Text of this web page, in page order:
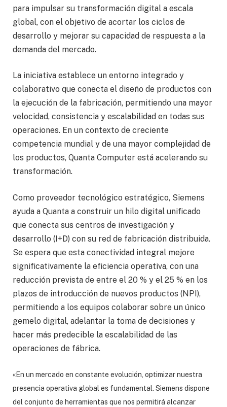
para impulsar su transformación digital a escala
global, con el objetivo de acortar los ciclos de
desarrollo y mejorar su capacidad de respuesta a la
demanda del mercado.
La iniciativa establece un entorno integrado y
colaborativo que conecta el diseño de productos con
la ejecución de la fabricación, permitiendo una mayor
velocidad, consistencia y escalabilidad en todas sus
operaciones. En un contexto de creciente
competencia mundial y de una mayor complejidad de
los productos, Quanta Computer está acelerando su
transformación.
Como proveedor tecnológico estratégico, Siemens
ayuda a Quanta a construir un hilo digital unificado
que conecta sus centros de investigación y
desarrollo (I+D) con su red de fabricación distribuida.
Se espera que esta conectividad integral mejore
significativamente la eficiencia operativa, con una
reducción prevista de entre el 20 % y el 25 % en los
plazos de introducción de nuevos productos (NPI),
permitiendo a los equipos colaborar sobre un único
gemelo digital, adelantar la toma de decisiones y
hacer más predecible la escalabilidad de las
operaciones de fábrica.
«En un mercado en constante evolución, optimizar nuestra
presencia operativa global es fundamental. Siemens dispone
del conjunto de herramientas que nos permitirá alcanzar